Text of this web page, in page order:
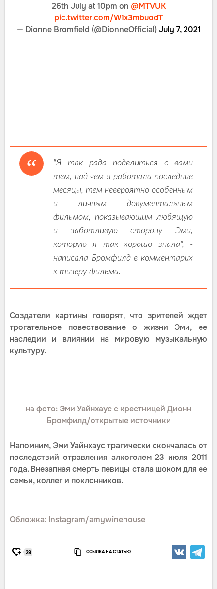
26th July at 10pm on @MTVUK
pic.twitter.com/W1x3mbuodT
— Dionne Bromfield (@DionneOfficial)July 7, 2021
"Я так рада поделиться с вами
тем, над чем я работала последние
месяцы, тем невероятно особенным
и личным документальным
фильмом, показывающим любящую
и заботливую сторону Эми,
которую я так хорошо знала", -
написала Бромфилд в комментарих
к тизеру фильма.
Создатели картины говорят, что зрителей ждет
трогательное повествование о жизни Эми, ее
наследии и влиянии на мировую музыкальную
культуру.
на фото: Эми Уайнхаус с крестницей Дионн
Бромфилд/открытые источники
Напомним, Эми Уайнхаус трагически скончалась от
последствий отравления алкоголем 23 июля 2011
года. Внезапная смерть певицы стала шоком для ее
семьи, коллег и поклонников.
Обложка: Instagram/amywinehouse
29 ССЫЛКА НА СТАТЬЮ